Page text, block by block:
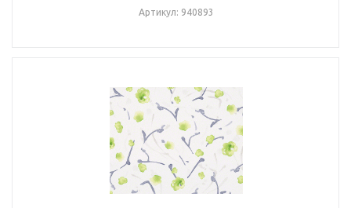
Артикул: 940893